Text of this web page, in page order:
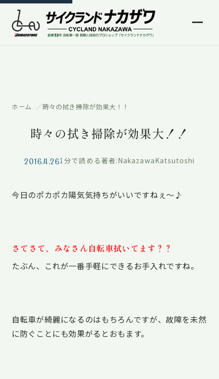
ホーム 時々の拭き掃除が効果大！！
時々の拭き掃除が効果大！！
2016.4.261分で読める著者:NakazawaKatsutoshi
今日のポカポカ陽気気持ちがいいですねぇ〜♪
さてさて、みなさん自転車拭いてます？？
たぶん、これが一番手軽にできるお手入れですね。
自転車が綺麗になるのはもちろんですが、故障を未然
に防ぐことにも効果がるとおもます。